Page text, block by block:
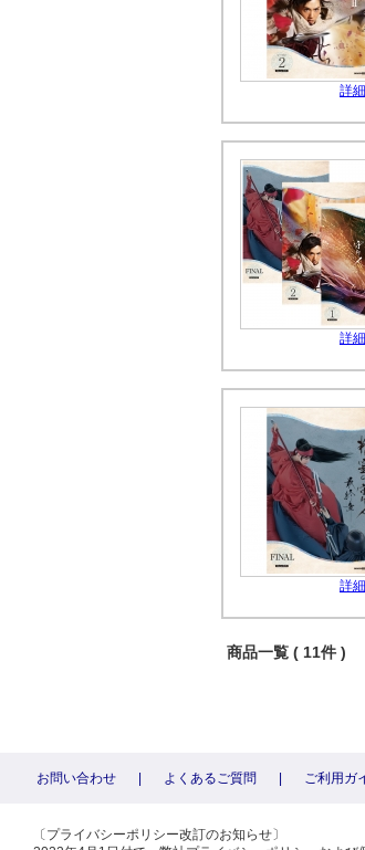
詳
詳
詳
商品一覧 ( 11件 )
お問い合わせ よくあるご質問 ご利用ガ
〔プライバシーポリシー改訂のお知らせ〕